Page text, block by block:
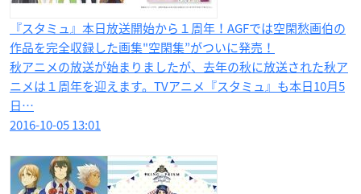
『スタミュ』本日放送開始から１周年！AGFでは空閑愁画伯の
作品を完全収録した画集"空閑集”がついに発売！
秋アニメの放送が始まりましたが、去年の秋に放送された秋ア
ニメは１周年を迎えます。TVアニメ『スタミュ』も本日10月5
日…
2016-10-05 13:01